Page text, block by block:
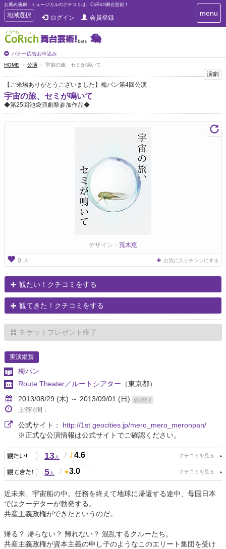
お薦め演劇・ミュージカルのクチコミは、CoRich舞台芸術！
T
o
g
g
e
n
a
v
i
g
a
地域選択 ログイン 会員登録
バナー広告お申込み
T
o
g
a
menu
HOME 公演 宇宙の旅、セミが鳴いて
演劇
【ご来場ありがとうございました】梅パン第4回公演
宇宙の旅、セミが鳴いて
◆第25回池袋演劇祭参加作品◆
デザイン： 荒木恵
0 人 お気に入りチラシにする
観たい！クチコミをする
観てきた！クチコミをする
チケットプレゼント終了
実演鑑賞
梅パン
Route Theater／ルートシアター （東京都）
2013/08/29 (木) ～ 2013/09/01 (日)
公演終了
上演時間：
公式サイト： http://1st.geocities.jp/mero_mero_meronpan/
※正式な公演情報は公式サイトでご確認ください。
13人 / 4.6
5人 / 3.0
近未来、宇宙船の中。任務を終えて地球に帰還する途中、母国日本
ではクーデターが勃発する。
共産主義政権ができたというのだ。
帰る？ 帰らない？ 帰れない？ 混乱するクルーたち。
共産主義政権が資本主義の申し子のようなこのエリート集団を受け